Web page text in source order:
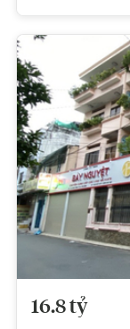
16.8 tỷ